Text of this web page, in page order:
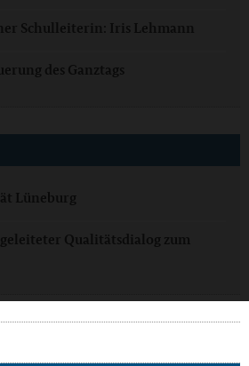
Schulleiterin: Iris Lehmann
des Ganztags
Lüneburg
Qualitätsdialog zum